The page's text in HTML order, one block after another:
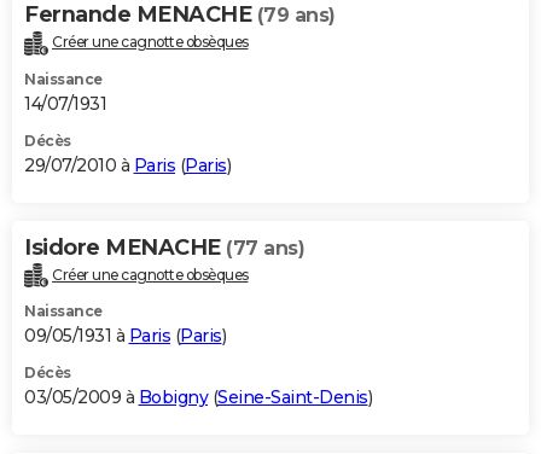
Fernande MENACHE (79 ans)
Créer une cagnotte obsèques
Naissance
14/07/1931
Décès
29/07/2010 à Paris (Paris)
Isidore MENACHE (77 ans)
Créer une cagnotte obsèques
Naissance
09/05/1931 à Paris (Paris)
Décès
03/05/2009 à Bobigny(Seine-Saint-Denis)